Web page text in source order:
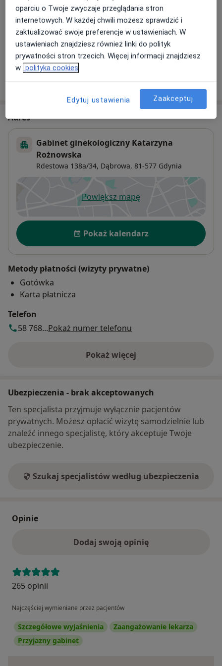
USG prenatalne
400 zł Szczegóły Umów wizytę
Adres
Gabinet ginekologiczny Katarzyna
Rożnowska
Rdestowa 138a/34, Dąbrowa, 81-577 Gdynia
Powiększ mapęotwiera się w nowej karcie
Dostępność
Pokaż kalendarz
Metody płatności (wizyty prywatne)
Gotówka
Karta płatnicza
Telefon
58 768...Pokaż numer telefonu
Pokaż więcej
o adresie
Ubezpieczenia - brak akceptowanych
Ten specjalista przyjmuje wyłącznie pacjentów
prywatnych. Możesz opłacić wizytę samodzielnie lub
znaleźć innego specjalistę, który akceptuje Twoje
ubezpieczenie.
Szukaj specjalistów według ubezpieczenia
Opinie
Dodaj swoją opinię
265 opinii
Najczęściej wymieniane przez pacjentów
Szczegółowe wyjaśnienia
Zaangażowanie lekarza
Przyjazny gabinet
oparciu o Twoje zwyczaje przeglądania stron
internetowych. W każdej chwili możesz sprawdzić i
zaktualizować swoje preferencje w ustawieniach. W
ustawieniach znajdziesz również linki do polityk
prywatności stron trzecich. Więcej informacji znajdziesz
w polityka cookies
Edytuj ustawienia Zaakceptuj